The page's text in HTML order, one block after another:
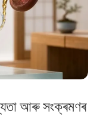
আৰু সংক্ৰমণৰ